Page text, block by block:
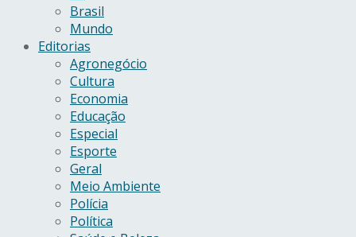
Brasil
Mundo
Editorias
Agronegócio
Cultura
Economia
Educação
Especial
Esporte
Geral
Meio Ambiente
Polícia
Política